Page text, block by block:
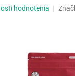
hodnotenia